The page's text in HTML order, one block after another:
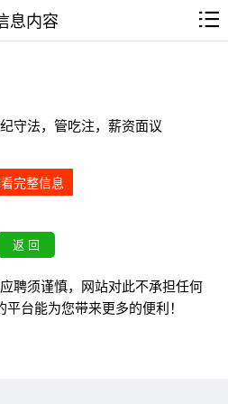
息内容
守法，管吃注，薪资面议
完整信息
聘须谨慎，网站对此不承担任何
台能为您带来更多的便利！